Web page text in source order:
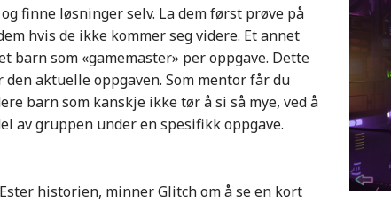
finne løsninger selv. La dem først prøve på
hvis de ikke kommer seg videre. Et annet
barn som «gamemaster» per oppgave. Dette
aktuelle oppgaven. Som mentor får du
barn som kanskje ikke tør å si så mye, ved å
av gruppen under en spesifikk oppgave.
historien, minner Glitch om å se en kort